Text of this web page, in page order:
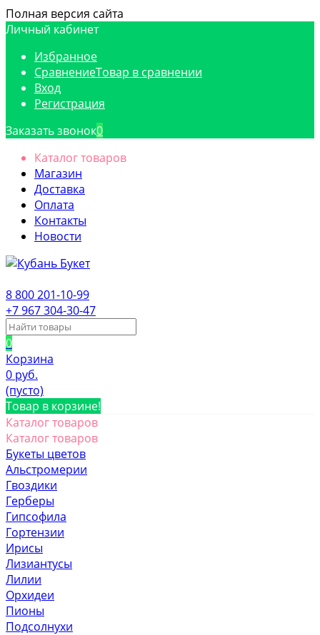
Полная версия сайта
Личный кабинет
Избранное
СравнениеТовар в сравнении
Вход
Регистрация
Заказать звонок0
Каталог товаров
Магазин
Доставка
Оплата
Контакты
Новости
8 800 201-10-99
+7 967 304-30-47
0
Корзина
0 руб.
(пусто)
Товар в корзине!
Каталог товаров
Каталог товаров
Букеты цветов
Альстромерии
Гвоздики
Герберы
Гипсофила
Гортензии
Ирисы
Лизиантусы
Лилии
Орхидеи
Пионы
Подсолнухи